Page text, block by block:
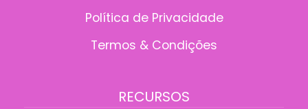
Política de Privacidade
Termos & Condições
RECURSOS